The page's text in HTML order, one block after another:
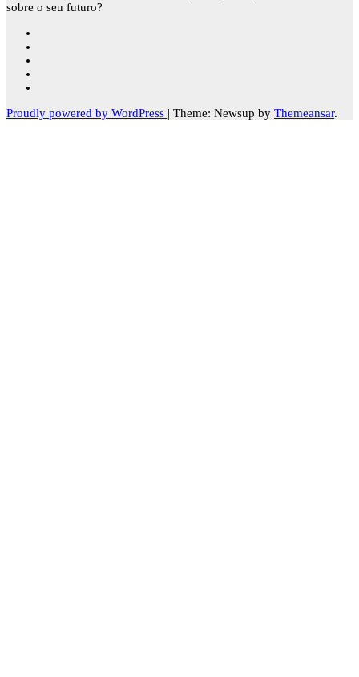
sobre o seu futuro?
Proudly powered by WordPress | Theme: Newsup by Themeansar.